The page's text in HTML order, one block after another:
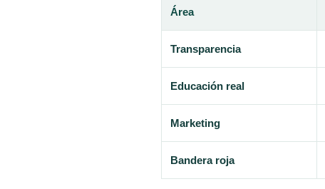
Área
Transparencia
Educación real
Marketing
Bandera roja